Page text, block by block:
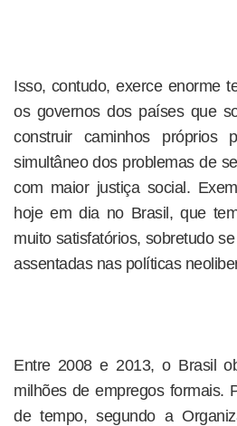
Isso, contudo, exerce enorme
os governos dos países que
construir caminhos próprios
simultâneo dos problemas de
com maior justiça social.
hoje em dia no Brasil, que
muito satisfatórios, sobretudo
assentadas nas políticas
Entre 2008 e 2013, o Brasil
milhões de empregos formais.
de tempo, segundo a